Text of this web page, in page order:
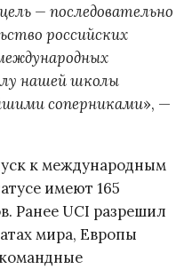
— последовательно
российских
нашей школы
соперниками», —
к международным
имеют 165
Ранее UCI разрешил
мира, Европы